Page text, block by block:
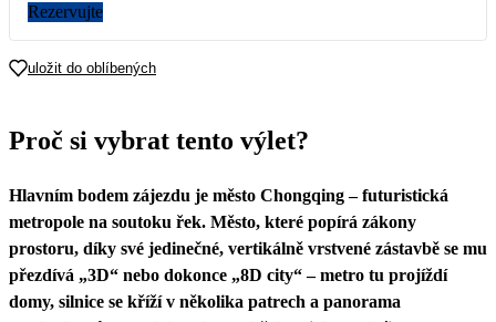
22
Rezervujte
uložit do oblíbených
Proč si vybrat tento výlet?
Hlavním bodem zájezdu je město Chongqing – futuristická
metropole na soutoku řek. Město, které popírá zákony
prostoru, díky své jedinečné, vertikálně vrstvené zástavbě se mu
přezdívá „3D“ nebo dokonce „8D city“ – metro tu projíždí
domy, silnice se kříží v několika patrech a panorama